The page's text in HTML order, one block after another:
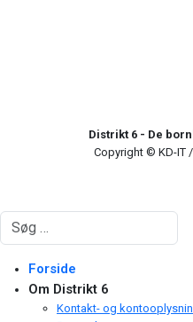
Distrikt 6 - De
Copyright © KD-IT
Søg
Forside
Om Distrikt 6
Kontakt- og